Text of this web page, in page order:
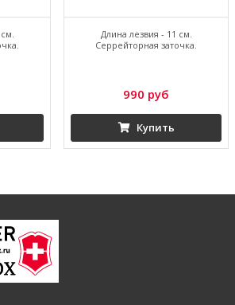
Длина лезвия - 11 см.
Серрейторная заточка.
990 руб
Купить